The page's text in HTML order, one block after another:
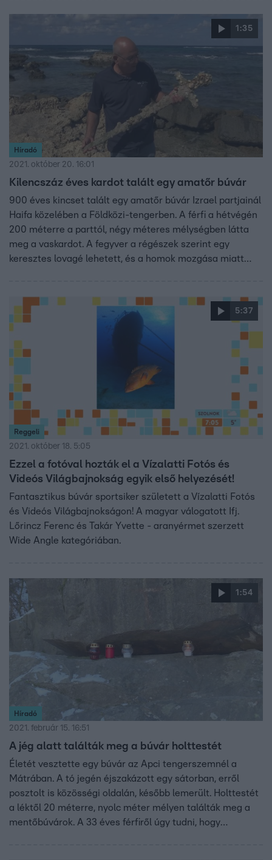
1:35
Híradó
2021. október 20. 16:01
Kilencszáz éves kardot talált egy amatőr búvár
900 éves kincset talált egy amatőr búvár Izrael partjainál
Haifa közelében a Földközi-tengerben. A férfi a hétvégén
200 méterre a parttól, négy méteres mélységben látta
meg a vaskardot. A fegyver a régészek szerint egy
keresztes lovagé lehetett, és a homok mozgása miatt
5:37
Reggeli
2021. október 18. 5:05
Ezzel a fotóval hozták el a Vízalatti Fotós és
Videós Világbajnokság egyik első helyezését!
Fantasztikus búvár sportsiker született a Vízalatti Fotós
és Videós Világbajnokságon! A magyar válogatott Ifj.
Lőrincz Ferenc és Takár Yvette - aranyérmet szerzett
Wide Angle kategóriában.
1:54
Híradó
2021. február 15. 16:51
A jég alatt találták meg a búvár holttestét
Életét vesztette egy búvár az Apci tengerszemnél a
Mátrában. A tó jegén éjszakázott egy sátorban, erről
posztolt is közösségi oldalán, később lemerült. Holttestét
a léktől 20 méterre, nyolc méter mélyen találták meg a
mentőbúvárok. A 33 éves férfiről úgy tudni, hogy